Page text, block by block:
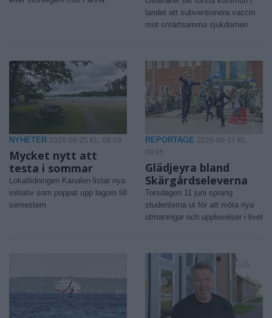
landet att subventionera vaccin
mot smärtsamma sjukdomen
NYHETER 2026-06-25 KL. 08:03
Mycket nytt att
testa i sommar
Lokaltidningen Kanalen listar nya
initiativ som poppat upp lagom till
semestern
REPORTAGE 2026-06-17 KL.
09:05
Glädjeyra bland
Skärgårdseleverna
Torsdagen 11 juni sprang
studenterna ut för att möta nya
utmaningar och upplevelser i livet